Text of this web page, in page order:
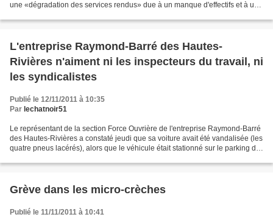
une «dégradation des services rendus» due à un manque d'effectifs et à une
L'entreprise Raymond-Barré des Hautes-
Rivières n'aiment ni les inspecteurs du travail, ni
les syndicalistes
Publié le 12/11/2011 à 10:35
Par lechatnoir51
Le représentant de la section Force Ouvrière de l'entreprise Raymond-Barré
des Hautes-Rivières a constaté jeudi que sa voiture avait été vandalisée (les
quatre pneus lacérés), alors que le véhicule était stationné sur le parking de
Grève dans les micro-crèches
Publié le 11/11/2011 à 10:41